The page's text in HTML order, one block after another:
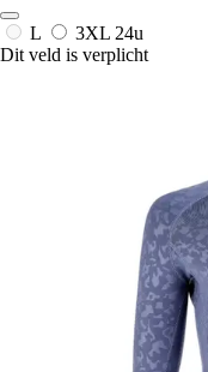
L 3XL 24u
Dit veld is verplicht